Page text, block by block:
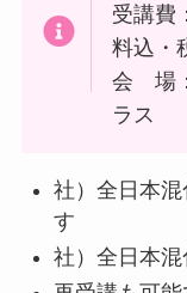
受講費
料込・
会 場
ラス
社）全日本
す
社）全日本